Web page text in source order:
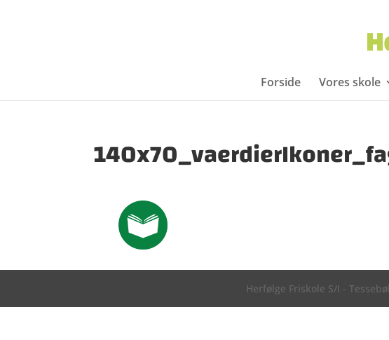
Forside Vores skole
Herfølge Friskole S/I -